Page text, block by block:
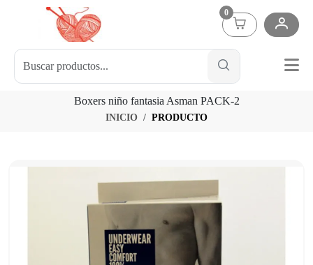
0
Boxers niño fantasia Asman PACK-2
INICIO PRODUCTO